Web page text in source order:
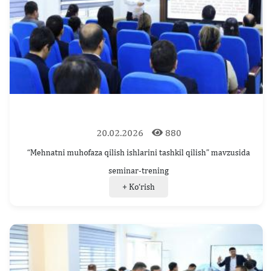
20.02.2026 880
“Mehnatni muhofaza qilish ishlarini tashkil qilish” mavzusida
seminar-trening
+ Ko‘rish